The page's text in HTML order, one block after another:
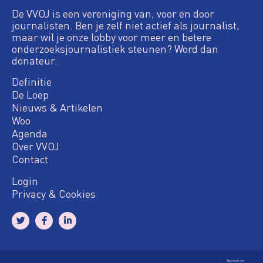
De VVOJ is een vereniging van, voor en door
journalisten. Ben je zelf niet actief als journalist,
maar wil je onze lobby voor meer en betere
onderzoeksjournalistiek steunen? Word dan
donateur.
Definitie
De Loep
Nieuws & Artikelen
Woo
Agenda
Over VVOJ
Contact
Login
Privacy & Cookies